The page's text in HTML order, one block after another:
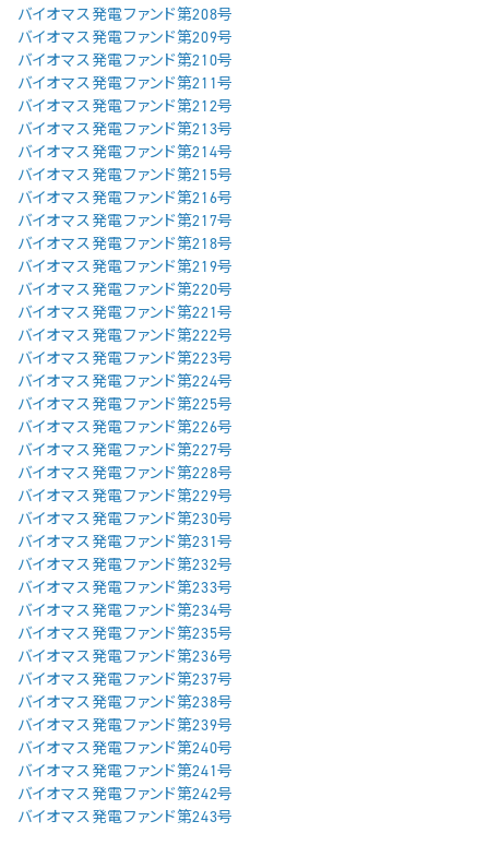
バイオマス発電ファンド第208号
バイオマス発電ファンド第209号
バイオマス発電ファンド第210号
バイオマス発電ファンド第211号
バイオマス発電ファンド第212号
バイオマス発電ファンド第213号
バイオマス発電ファンド第214号
バイオマス発電ファンド第215号
バイオマス発電ファンド第216号
バイオマス発電ファンド第217号
バイオマス発電ファンド第218号
バイオマス発電ファンド第219号
バイオマス発電ファンド第220号
バイオマス発電ファンド第221号
バイオマス発電ファンド第222号
バイオマス発電ファンド第223号
バイオマス発電ファンド第224号
バイオマス発電ファンド第225号
バイオマス発電ファンド第226号
バイオマス発電ファンド第227号
バイオマス発電ファンド第228号
バイオマス発電ファンド第229号
バイオマス発電ファンド第230号
バイオマス発電ファンド第231号
バイオマス発電ファンド第232号
バイオマス発電ファンド第233号
バイオマス発電ファンド第234号
バイオマス発電ファンド第235号
バイオマス発電ファンド第236号
バイオマス発電ファンド第237号
バイオマス発電ファンド第238号
バイオマス発電ファンド第239号
バイオマス発電ファンド第240号
バイオマス発電ファンド第241号
バイオマス発電ファンド第242号
バイオマス発電ファンド第243号